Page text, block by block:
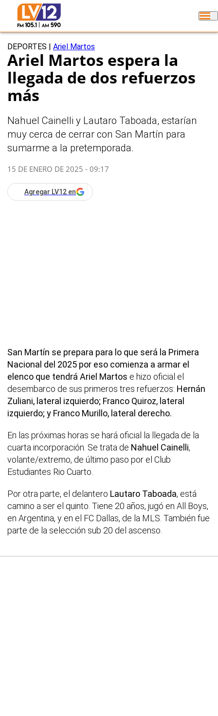
DEPORTES Ariel Martos
Ariel Martos espera la
llegada de dos refuerzos
más
Nahuel Cainelli y Lautaro Taboada, estarían
muy cerca de cerrar con San Martín para
sumarme a la pretemporada.
15 DE ENERO DE 2025 - 09:17
Agregar LV12 en
San Martín se prepara para lo que será la Primera
Nacional del 2025 por eso comienza a armar el
elenco que tendrá Ariel Martos e hizo oficial el
desembarco de sus primeros tres refuerzos: Hernán
Zuliani, lateral izquierdo; Franco Quiroz, lateral
izquierdo; y Franco Murillo, lateral derecho.
En las próximas horas se hará oficial la llegada de la
cuarta incorporación. Se trata de Nahuel Cainelli,
volante/extremo, de último paso por el Club
Estudiantes Rio Cuarto.
Por otra parte, el delantero Lautaro Taboada, está
camino a ser el quinto. Tiene 20 años, jugó en All Boys,
en Argentina, y en el FC Dallas, de la MLS. También fue
parte de la selección sub 20 del ascenso.